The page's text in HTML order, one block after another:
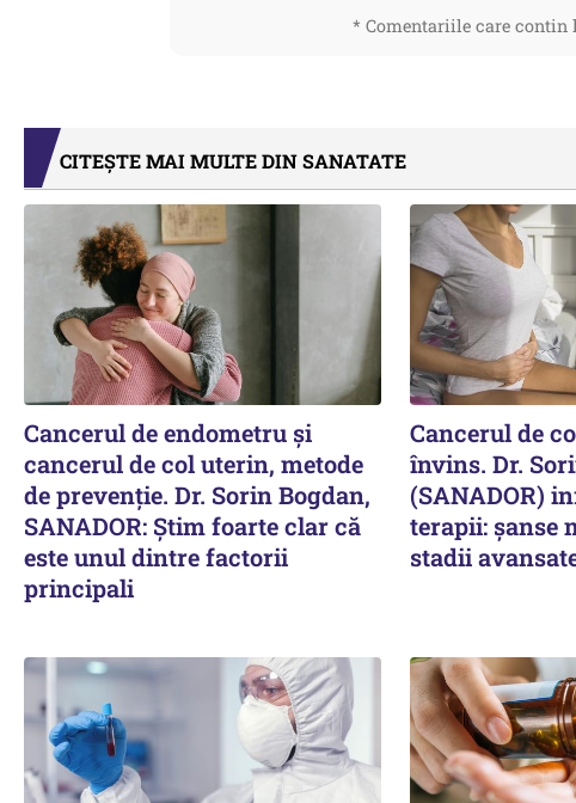
* Comentariile care contin
CITEȘTE MAI MULTE DIN SANATATE
Cancerul de endometru și
cancerul de col uterin, metode
de prevenție. Dr. Sorin Bogdan,
SANADOR: Știm foarte clar că
este unul dintre factorii
principali
Cancerul de
învins. Dr.
(SANADOR)
terapii: șanse
stadii